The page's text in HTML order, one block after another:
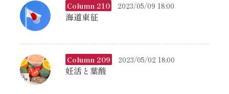
Column 210 2023/05/09 18:00
海道東征
Column 209 2023/05/02 18:00
妊活と葉酸